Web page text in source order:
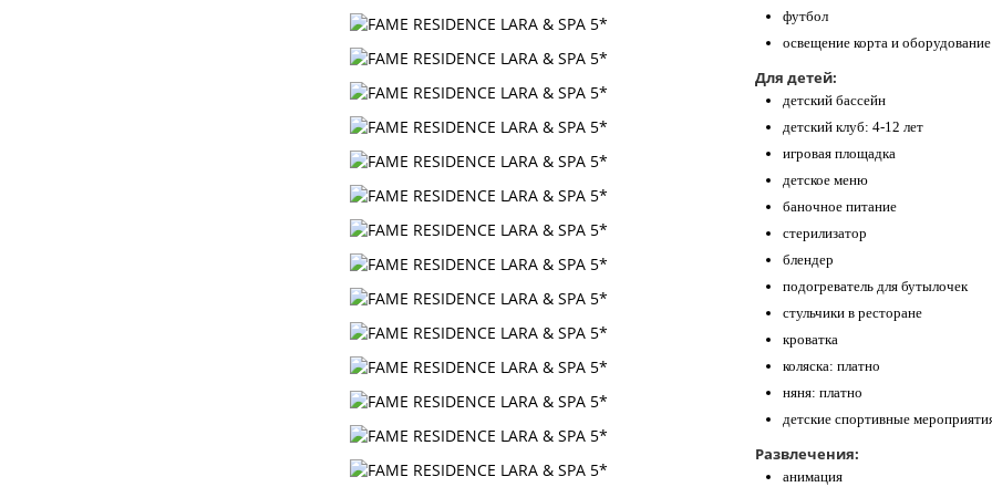
футбол
освещение корта и
Для детей:
детский бассейн
детский клуб: 4-12 лет
игровая площадка
детское меню
баночное питание
стерилизатор
блендер
подогреватель для бутылочек
стульчики в ресторане
кроватка
коляска: платно
няня: платно
детские спортивные
Развлечения:
анимация